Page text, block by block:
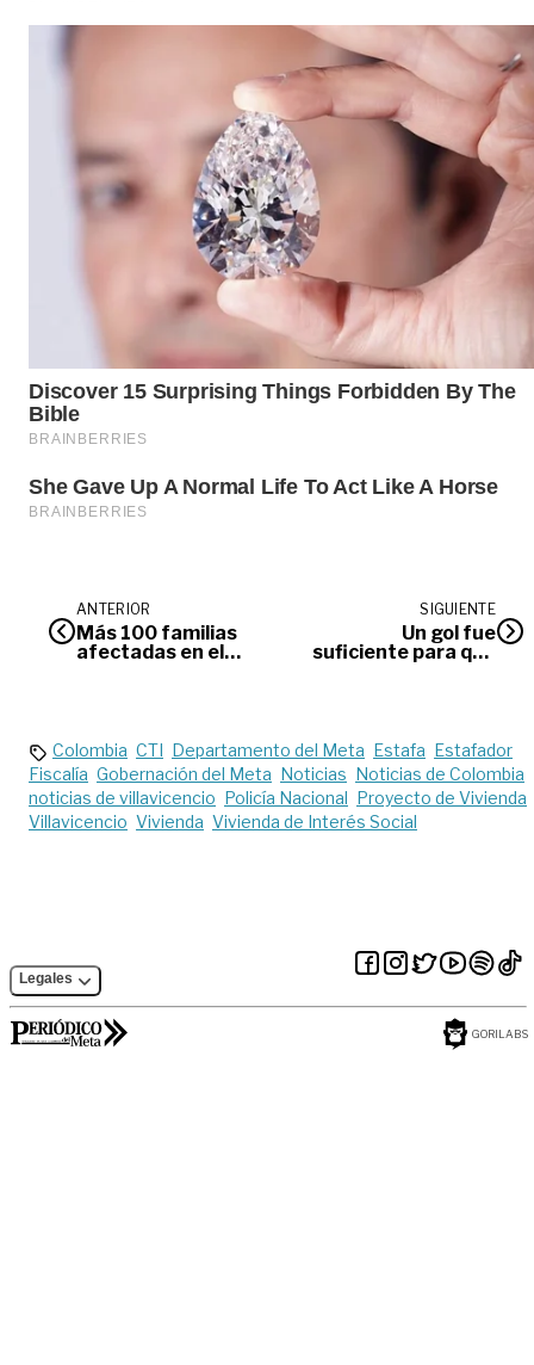
ANTERIOR
Más 100 familias
afectadas en el
SIGUIENTE
Un gol fue
suficiente para que
Colombia CTI Departamento del Meta Estafa Estafador
Fiscalía Gobernación del Meta Noticias Noticias de Colombia
noticias de villavicencio Policía Nacional Proyecto de Vivienda
Villavicencio Vivienda Vivienda de Interés Social
Legales
GORILABS